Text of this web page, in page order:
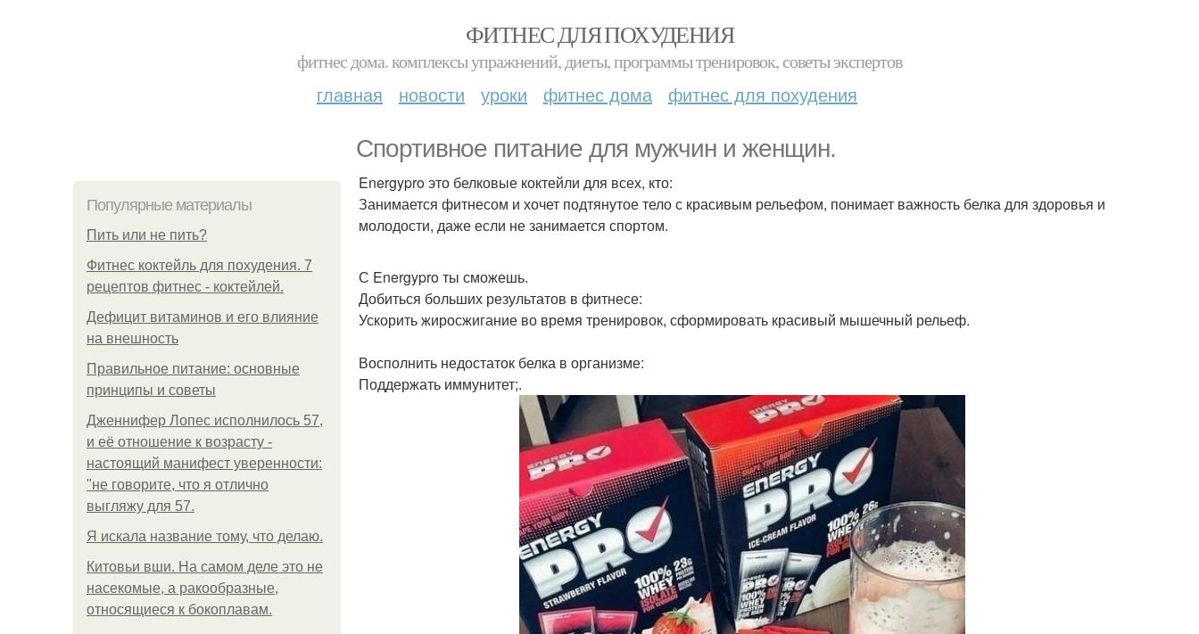
ФИТНЕС ДЛЯ ПОХУДЕНИЯ
фитнес дома. комплексы упражнений, диеты, программы тренировок, советы экспертов
главная новости уроки фитнес дома фитнес для похудения
Спортивное питание для мужчин и женщин.
Популярные материалы
Пить или не пить?
Фитнес коктейль для похудения. 7
рецептов фитнес - коктейлей.
Дефицит витаминов и его влияние
на внешность
Правильное питание: основные
принципы и советы
Дженнифер Лопес исполнилось 57,
и её отношение к возрасту -
настоящий манифест уверенности:
"не говорите, что я отлично
выгляжу для 57.
Я искала название тому, что делаю.
Китовьи вши. На самом деле это не
насекомые, а ракообразные,
относящиеся к бокоплавам.
Energypro это белковые коктейли для всех, кто:
Занимается фитнесом и хочет подтянутое тело с красивым рельефом, понимает важность белка для здоровья и
молодости, даже если не занимается спортом.
С Energypro ты сможешь.
Добиться больших результатов в фитнесе:
Ускорить жиросжигание во время тренировок, сформировать красивый мышечный рельеф.
Восполнить недостаток белка в организме:
Поддержать иммунитет;.